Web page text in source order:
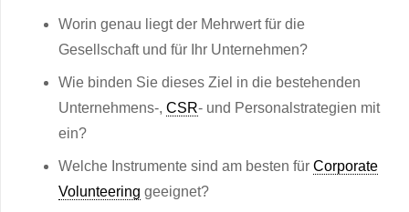
Worin genau liegt der Mehrwert für die
Gesellschaft und für Ihr Unternehmen?
Wie binden Sie dieses Ziel in die bestehenden
Unternehmens-, CSR- und Personalstrategien mit
ein?
Welche Instrumente sind am besten für Corporate
Volunteering geeignet?